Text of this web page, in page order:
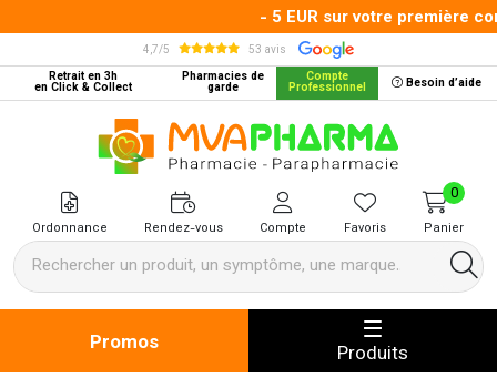
- 5 EUR sur votre première
4,7/5
53 avis
Retrait en 3h
en Click & Collect
Pharmacies de
garde
Compte
Professionnel Besoin d’aide
MVA Pharma Votre pharmacie
Ordonnance Rendez-vous Compte Favoris Panier
0
Promos Produits